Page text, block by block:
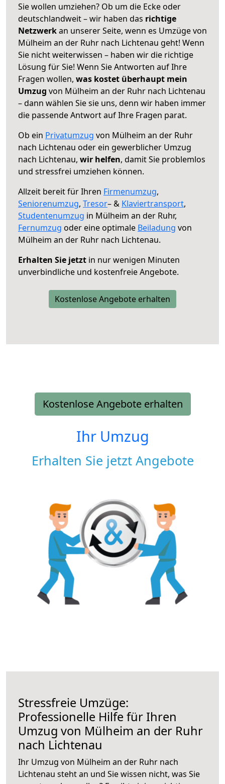
Sie wollen umziehen? Ob um die Ecke oder
deutschlandweit – wir haben das richtige
Netzwerkan unserer Seite, wenn es Umzüge von
Mülheim an der Ruhr nach Lichtenau geht! Wenn
Sie nicht weiterwissen – haben wir die richtige
Lösung für Sie! Wenn Sie Antworten auf Ihre
Fragen wollen, was kostet überhaupt mein
Umzug von Mülheim an der Ruhr nach Lichtenau
– dann wählen Sie sie uns, denn wir haben immer
die passende Antwort auf Ihre Fragen parat.
Ob ein Privatumzug von Mülheim an der Ruhr
nach Lichtenau oder ein gewerblicher Umzug
nach Lichtenau, wir helfen, damit Sie problemlos
und stressfrei umziehen können.
Allzeit bereit für Ihren Firmenumzug,
Seniorenumzug, Tresor– & Klaviertransport,
Studentenumzug in Mülheim an der Ruhr,
Fernumzug oder eine optimale Beiladung von
Mülheim an der Ruhr nach Lichtenau.
Erhalten Sie jetzt in nur wenigen Minuten
unverbindliche und kostenfreie Angebote.
Kostenlose Angebote erhalten
Kostenlose Angebote erhalten
Ihr Umzug
Erhalten Sie jetzt Angebote
Stressfreie Umzüge:
Professionelle Hilfe für Ihren
Umzug von Mülheim an der Ruhr
nach Lichtenau
Ihr Umzug von Mülheim an der Ruhr nach
Lichtenau steht an und Sie wissen nicht, was Sie